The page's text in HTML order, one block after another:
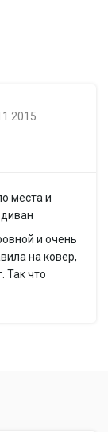
батарей
места и
и очень
на ковер,
Так что